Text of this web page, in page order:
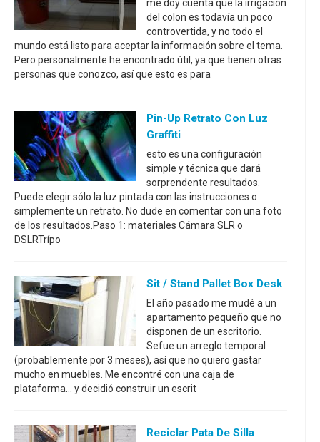
me doy cuenta que la irrigación
del colon es todavía un poco
controvertida, y no todo el
mundo está listo para aceptar la información sobre el tema.
Pero personalmente he encontrado útil, ya que tienen otras
personas que conozco, así que esto es para
Pin-Up Retrato Con Luz
Graffiti
esto es una configuración
simple y técnica que dará
sorprendente resultados.
Puede elegir sólo la luz pintada con las instrucciones o
simplemente un retrato. No dude en comentar con una foto
de los resultados.Paso 1: materiales Cámara SLR o
DSLRTrípo
Sit / Stand Pallet Box Desk
El año pasado me mudé a un
apartamento pequeño que no
disponen de un escritorio.
Sefue un arreglo temporal
(probablemente por 3 meses), así que no quiero gastar
mucho en muebles. Me encontré con una caja de
plataforma... y decidió construir un escrit
Reciclar Pata De Silla